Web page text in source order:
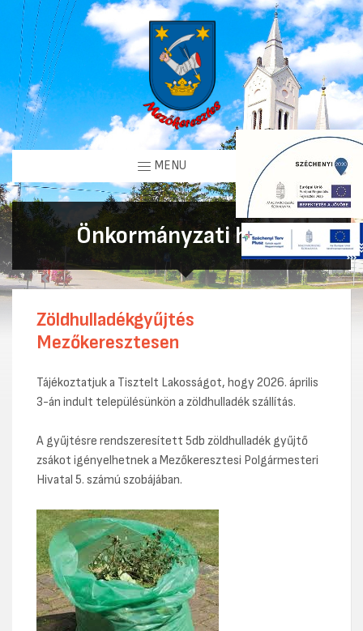
MENU
Önkormányzati hírek
Zöldhulladékgyűjtés
Mezőkeresztesen
Tájékoztatjuk a Tisztelt Lakosságot, hogy 2026. április
3-án indult településünkön a zöldhulladék szállítás.
A gyűjtésre rendszeresített 5db zöldhulladék gyűjtő
zsákot igényelhetnek a Mezőkeresztesi Polgármesteri
Hivatal 5. számú szobájában.